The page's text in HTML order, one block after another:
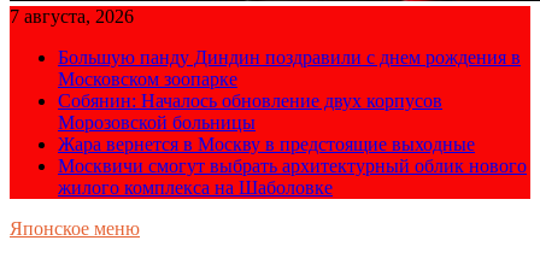
7 августа, 2026
Большую панду Диндин поздравили с днем рождения в
Московском зоопарке
Собянин: Началось обновление двух корпусов
Морозовской больницы
Жара вернется в Москву в предстоящие выходные
Москвичи смогут выбрать архитектурный облик нового
жилого комплекса на Шаболовке
Японское меню